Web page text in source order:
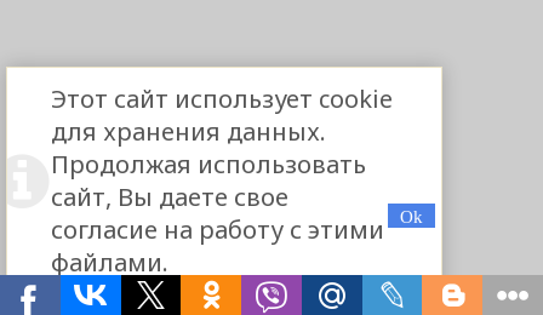
Этот сайт использует cookie
для хранения данных.
Продолжая использовать
сайт, Вы даете свое
согласие на работу с этими
файлами.